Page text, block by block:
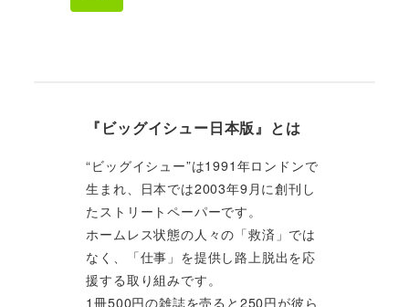
『ビッグイシュー日本版』とは
“ビッグイシュー”は1991年ロンドンで
生まれ、日本では2003年9月に創刊し
たストリートペーパーです。
ホームレス状態の人々の「救済」では
なく、「仕事」を提供し路上脱出を応
援する取り組みです。
1冊500円の雑誌を売ると250円が彼ら